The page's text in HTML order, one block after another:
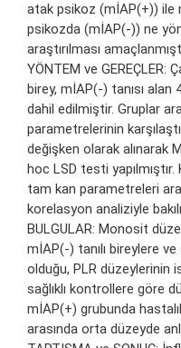
atak psikoz (mİAP(+)) ile
psikozda (mİAP(-)) ne
araştırılması
YÖNTEM ve GEREÇLER:
birey, mİAP(-) tanısı alan
dahil edilmiştir. Gruplar
parametrelerinin
değişken olarak alınarak
hoc LSD testi
tam kan parametreleri
korelasyon analiziyle
BULGULAR: Monosit
mİAP(-) tanılı bireylere
olduğu, PLR düzeylerinin
sağlıklı kontrollere göre
mİAP(+) grubunda
arasında orta düzeyde